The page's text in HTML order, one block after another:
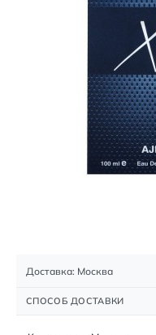
Доставка: Москва
СПОСОБ ДОСТАВКИ